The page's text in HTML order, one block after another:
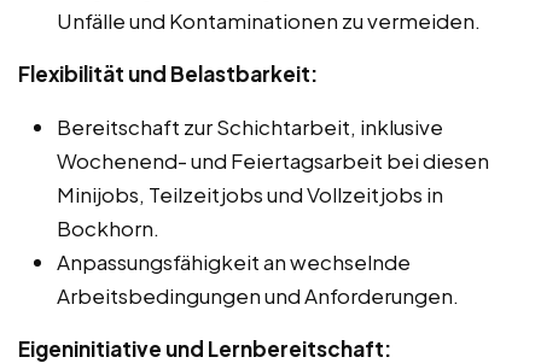
Unfälle und Kontaminationen zu vermeiden.
Flexibilität und Belastbarkeit:
Bereitschaft zur Schichtarbeit, inklusive
Wochenend- und Feiertagsarbeit bei diesen
Minijobs, Teilzeitjobs und Vollzeitjobs in
Bockhorn.
Anpassungsfähigkeit an wechselnde
Arbeitsbedingungen und Anforderungen.
Eigeninitiative und Lernbereitschaft: